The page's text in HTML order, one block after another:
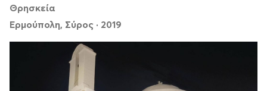
Θρησκεία
Ερμούπολη, Σύρος · 2019